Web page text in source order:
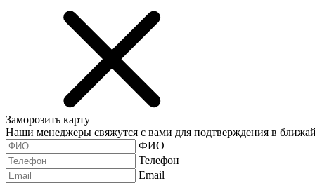
Заморозить карту
Наши менеджеры свяжутся с вами для подтверждения в
ФИО
Телефон
Email